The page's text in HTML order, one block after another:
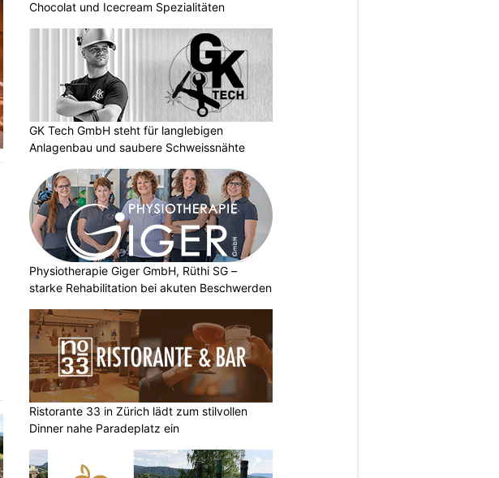
Chocolat und Icecream Spezialitäten
GK Tech GmbH steht für langlebigen
Anlagenbau und saubere Schweissnähte
Physiotherapie Giger GmbH, Rüthi SG –
starke Rehabilitation bei akuten Beschwerden
Ristorante 33 in Zürich lädt zum stilvollen
Dinner nahe Paradeplatz ein